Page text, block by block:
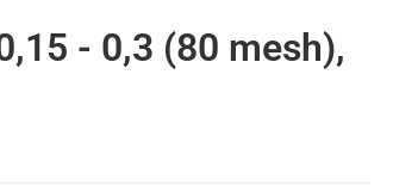
- 0,3 (80 mesh),